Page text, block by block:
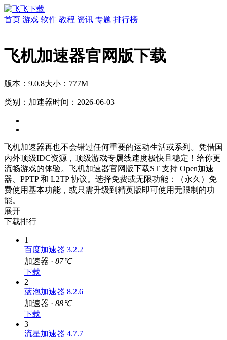
首页 游戏 软件 教程 资讯 专题 排行榜
飞机加速器官网版下载
版本：9.0.8大小：777M
类别：加速器时间：2026-06-03
飞机加速器再也不会错过任何重要的运动生活或系列。凭借国
内外顶级IDC资源，顶级游戏专属线速度极快且稳定！给你更
流畅游戏的体验。飞机加速器官网版下载ST 支持 Open加速
器、PPTP 和 L2TP 协议。选择免费或无限功能：（永久）免
费使用基本功能，或只需升级到精英版即可使用无限制的功
能。
展开
下载排行
1
百度加速器 3.2.2
加速器 · 87℃
下载
2
蓝泡加速器 8.2.6
加速器 · 88℃
下载
3
流星加速器 4.7.7